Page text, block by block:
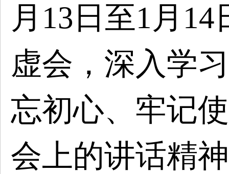
月13日至1月
虚会，深入学
忘初心、牢记
会上的讲话精